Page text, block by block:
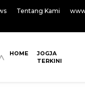
Tentang Kami
HOME
JOGJA
TERKINI